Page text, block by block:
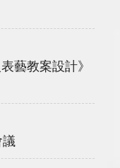
藝教案設計》
議